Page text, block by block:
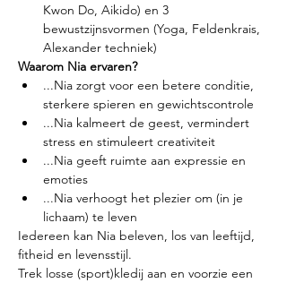
Kwon Do, Aikido) en 3
bewustzijnsvormen (Yoga, Feldenkrais,
Alexander techniek)
Waarom Nia ervaren?
...Nia zorgt voor een betere conditie,
sterkere spieren en gewichtscontrole
...Nia kalmeert de geest, vermindert
stress en stimuleert creativiteit
...Nia geeft ruimte aan expressie en
emoties
...Nia verhoogt het plezier om (in je
lichaam) te leven
Iedereen kan Nia beleven, los van leeftijd,
fitheid en levensstijl.
Trek losse (sport)kledij aan en voorzie een